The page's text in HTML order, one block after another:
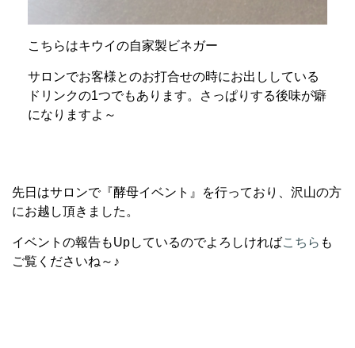
こちらはキウイの自家製ビネガー
サロンでお客様とのお打合せの時にお出ししている
ドリンクの1つでもあります。さっぱりする後味が癖
になりますよ～
先日はサロンで『酵母イベント』を行っており、沢山の方
にお越し頂きました。
イベントの報告もUpしているのでよろしければこちら も
ご覧くださいね～♪